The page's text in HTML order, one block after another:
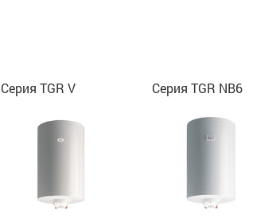
Серия TGR V Серия TGR NB6